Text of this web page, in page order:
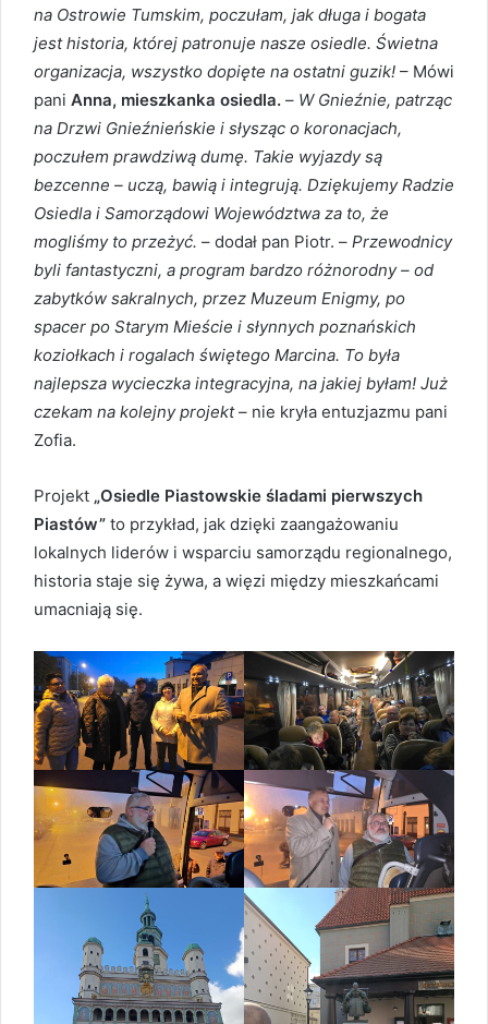
na Ostrowie Tumskim, poczułam, jak długa i bogata
jest historia, której patronuje nasze osiedle. Świetna
organizacja, wszystko dopięte na ostatni guzik! – Mówi
pani Anna, mieszkanka osiedla. – W Gnieźnie, patrząc
na Drzwi Gnieźnieńskie i słysząc o koronacjach,
poczułem prawdziwą dumę. Takie wyjazdy są
bezcenne – uczą, bawią i integrują. Dziękujemy Radzie
Osiedla i Samorządowi Województwa za to, że
mogliśmy to przeżyć. – dodał pan Piotr. – Przewodnicy
byli fantastyczni, a program bardzo różnorodny – od
zabytków sakralnych, przez Muzeum Enigmy, po
spacer po Starym Mieście i słynnych poznańskich
koziołkach i rogalach świętego Marcina. To była
najlepsza wycieczka integracyjna, na jakiej byłam! Już
czekam na kolejny projekt– nie kryła entuzjazmu pani
Zofia.
Projekt „Osiedle Piastowskie śladami pierwszych
Piastów” to przykład, jak dzięki zaangażowaniu
lokalnych liderów i wsparciu samorządu regionalnego,
historia staje się żywa, a więzi między mieszkańcami
umacniają się.